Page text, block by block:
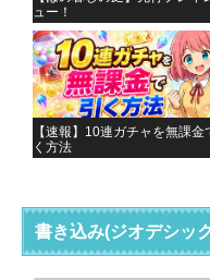
ュー！
【速報】10連ガチャを無課金
く方法
書き込み(ジオデシッ